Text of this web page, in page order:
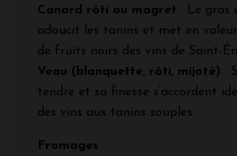
Canard rôti ou magret : Le gras
adoucit les tanins et met en
de fruits noirs des vins de Saint-
Veau (blanquette, rôti, mijoté) :
tendre et sa finesse s’accordent
des vins aux tanins souples.
Fromages